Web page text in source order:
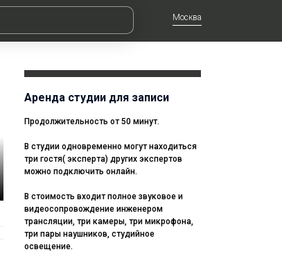
Москва
Аренда студии для записи
Продолжительность от 50 минут.
В студии одновременно могут находиться
три гостя( эксперта) других экспертов
можно подключить онлайн.
В стоимость входит полное звуковое и
видеосопровождение инженером
трансляции, три камеры, три микрофона,
три пары наушников, студийное
освещение.